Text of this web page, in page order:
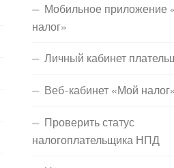
Мобильное приложение
налог»
Личный кабинет
Веб-кабинет «Мой
Проверить статус
налогоплательщика НПД